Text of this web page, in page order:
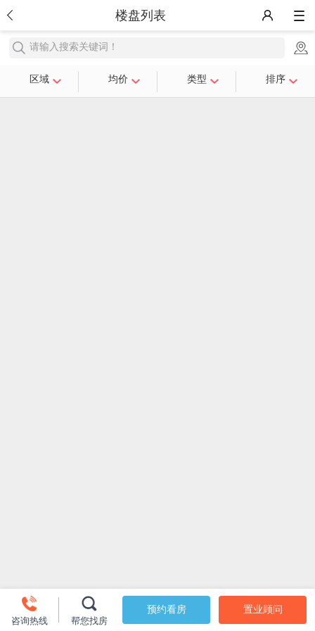
楼盘列表
请输入搜索关键词！
区域 均价 类型 排序
咨询热线 帮您找房
预约看房 置业顾问